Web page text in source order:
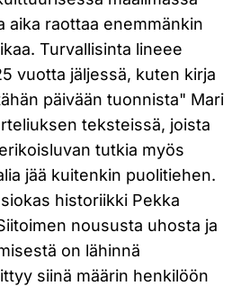
aika raottaa enemmänkin
Turvallisinta lineee
vuotta jäljessä, kuten kirja
päivään tuonnista" Mari
teksteissä, joista
tutkia myös
jää kuitenkin puolitiehen.
historiikki Pekka
noususta uhosta ja
on lähinnä
siinä määrin henkilöön